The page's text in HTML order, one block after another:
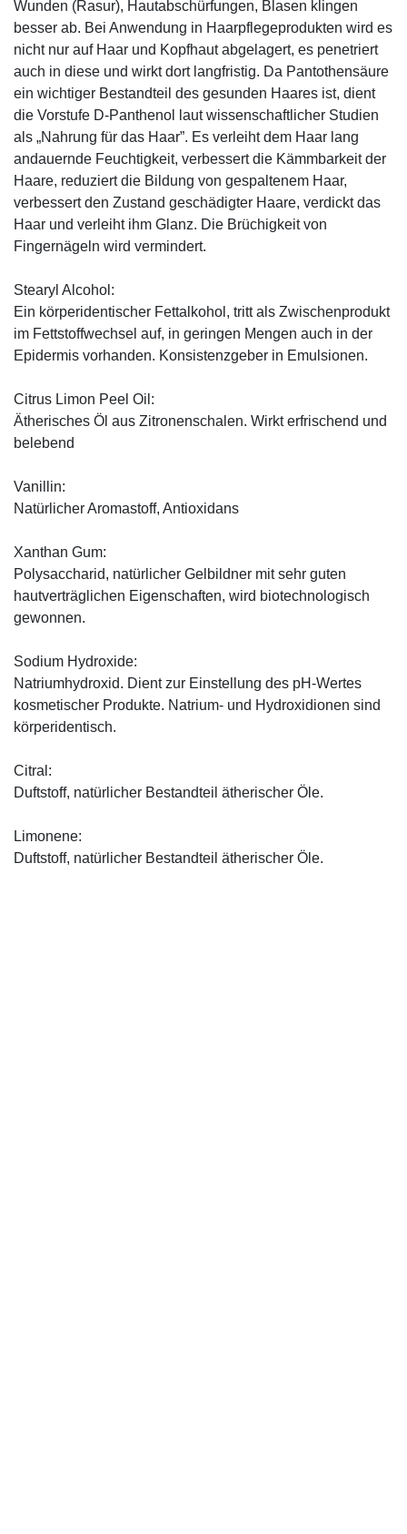
Wunden (Rasur), Hautabschürfungen, Blasen klingen
besser ab. Bei Anwendung in Haarpflegeprodukten wird es
nicht nur auf Haar und Kopfhaut abgelagert, es penetriert
auch in diese und wirkt dort langfristig. Da Pantothensäure
ein wichtiger Bestandteil des gesunden Haares ist, dient
die Vorstufe D-Panthenol laut wissenschaftlicher Studien
als „Nahrung für das Haar”. Es verleiht dem Haar lang
andauernde Feuchtigkeit, verbessert die Kämmbarkeit der
Haare, reduziert die Bildung von gespaltenem Haar,
verbessert den Zustand geschädigter Haare, verdickt das
Haar und verleiht ihm Glanz. Die Brüchigkeit von
Fingernägeln wird vermindert.
Stearyl Alcohol:
Ein körperidentischer Fettalkohol, tritt als Zwischenprodukt
im Fettstoffwechsel auf, in geringen Mengen auch in der
Epidermis vorhanden. Konsistenzgeber in Emulsionen.
Citrus Limon Peel Oil:
Ätherisches Öl aus Zitronenschalen. Wirkt erfrischend und
belebend
Vanillin:
Natürlicher Aromastoff, Antioxidans
Xanthan Gum:
Polysaccharid, natürlicher Gelbildner mit sehr guten
hautverträglichen Eigenschaften, wird biotechnologisch
gewonnen.
Sodium Hydroxide:
Natriumhydroxid. Dient zur Einstellung des pH-Wertes
kosmetischer Produkte. Natrium- und Hydroxidionen sind
körperidentisch.
Citral:
Duftstoff, natürlicher Bestandteil ätherischer Öle.
Limonene:
Duftstoff, natürlicher Bestandteil ätherischer Öle.